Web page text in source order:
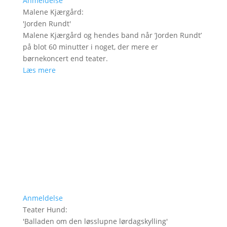
Malene Kjærgård:
'Jorden Rundt'
Malene Kjærgård og hendes band når ’Jorden Rundt’
på blot 60 minutter i noget, der mere er
børnekoncert end teater.
Læs mere
Anmeldelse
Teater Hund:
'Balladen om den løsslupne lørdagskylling'